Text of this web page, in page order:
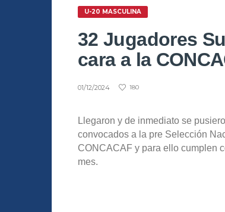
U-20 MASCULINA
32 Jugadores
cara a la
01/12/2024 180
Llegaron y de inmediato se
convocados a la pre Selección
CONCACAF y para ello cumplen
mes.